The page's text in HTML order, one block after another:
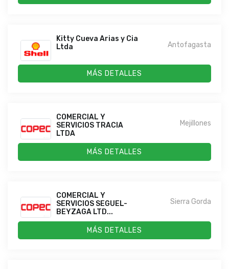
Kitty Cueva Arias y Cia
Ltda
Antofagasta
MÁS DETALLES
COMERCIAL Y
SERVICIOS TRACIA
LTDA
Mejillones
MÁS DETALLES
COMERCIAL Y
SERVICIOS SEGUEL-
BEYZAGA LTD...
Sierra Gorda
MÁS DETALLES